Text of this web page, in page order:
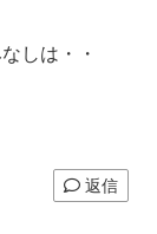
しは・・
返信